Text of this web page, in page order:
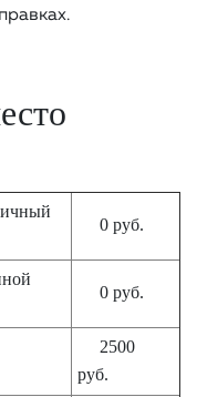
0 руб.
0 руб.
2500
руб.